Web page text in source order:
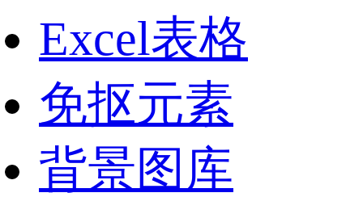
Excel表格
免抠元素
背景图库